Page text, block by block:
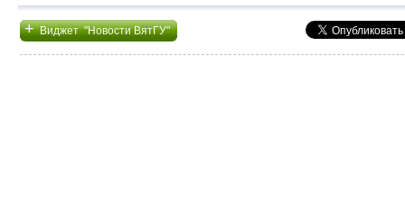
+Виджет "Новости ВятГУ"